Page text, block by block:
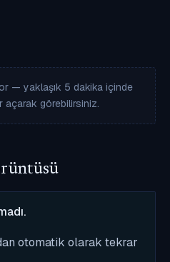
— yaklaşık 5 dakika içinde
açarak görebilirsiniz.
otomatik olarak tekrar